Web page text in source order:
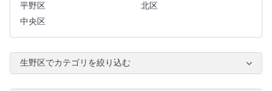
平野区
北区
中央区
生野区でカテゴリを絞り込む